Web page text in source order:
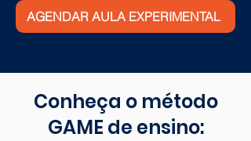
AGENDAR AULA EXPERIMENTAL
Conheça o método
GAME de ensino: